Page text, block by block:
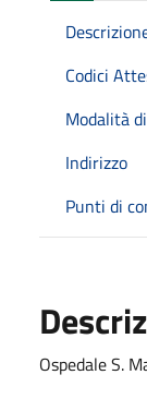
Codici
Modalità
Indirizzo
Punti di
Ospedale S.